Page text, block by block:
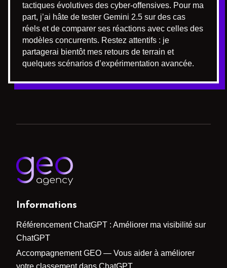
tactiques évolutives des cyber-offensives. Pour ma
part, j’ai hâte de tester Gemini 2.5 sur des cas
réels et de comparer ses réactions avec celles des
modèles concurrents. Restez attentifs : je
partagerai bientôt mes retours de terrain et
quelques scénarios d’expérimentation avancée.
Informations
Référencement ChatGPT : Améliorer ma visibilité sur
ChatGPT
Accompagnement GEO — Vous aider à améliorer
votre classement dans ChatGPT